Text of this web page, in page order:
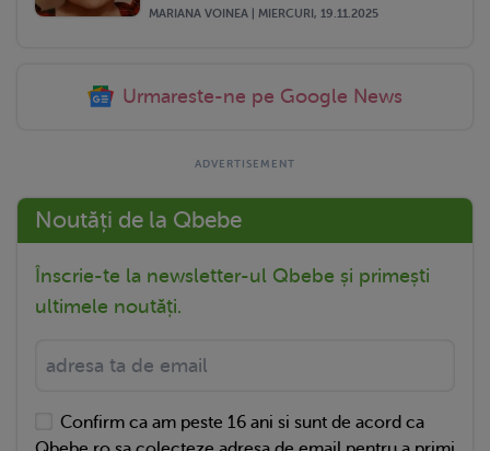
MARIANA VOINEA | MIERCURI, 19.11.2025
Urmareste-ne pe Google News
Noutăți de la Qbebe
Înscrie-te la newsletter-ul Qbebe și primești
ultimele noutăți.
Confirm ca am peste 16 ani si sunt de acord ca